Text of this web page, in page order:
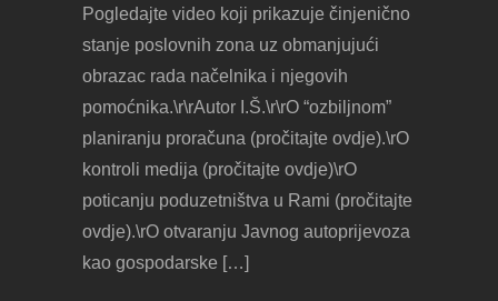
Pogledajte video koji prikazuje činjenično
stanje poslovnih zona uz obmanjujući
obrazac rada načelnika i njegovih
pomoćnika.\r\rAutor I.Š.\r\rO “ozbiljnom”
planiranju proračuna (pročitajte ovdje).\rO
kontroli medija (pročitajte ovdje)\rO
poticanju poduzetništva u Rami (pročitajte
ovdje).\rO otvaranju Javnog autoprijevoza
kao gospodarske […]